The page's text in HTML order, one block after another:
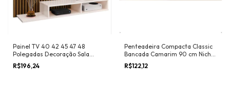
Painel TV 40 42 45 47 48
Polegadas Decoração Sala
Quarto Estante Dubai Suspensa
Nicho Organizador Prateleira
R$196,24
Penteadeira Compacta Classic
Bancada Camarim 90 cm Nicho
Porta Maquiagem Quarto
Menina Retrô - RPM
R$122,12